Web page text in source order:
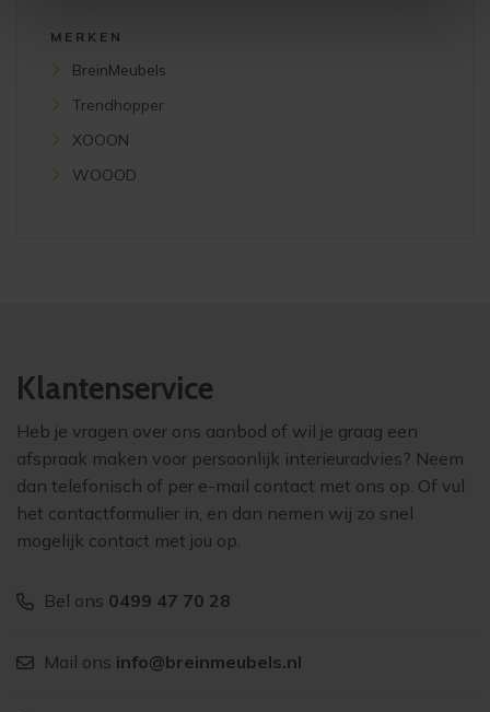
MERKEN
BreinMeubels
Trendhopper
XOOON
WOOOD
Klantenservice
Heb je vragen over ons aanbod of wil je graag een
afspraak maken voor persoonlijk interieuradvies? Neem
dan telefonisch of per e-mail contact met ons op. Of vul
het contactformulier in, en dan nemen wij zo snel
mogelijk contact met jou op.
Bel ons 0499 47 70 28
Mail ons info@breinmeubels.nl